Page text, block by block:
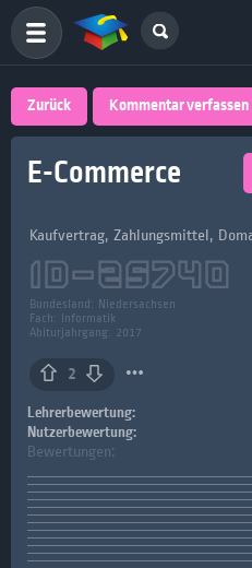
Zurück Kommentar verfassen
E-Commerce
Lehrerbewertung:
Nutzerbewertung:
Bewertungen:
Kaufvertrag, Zahlungsmittel,
ID-25740
Bundesland: Niedersachsen
Fach: Informatik
Abiturjahrgang: 2017
2